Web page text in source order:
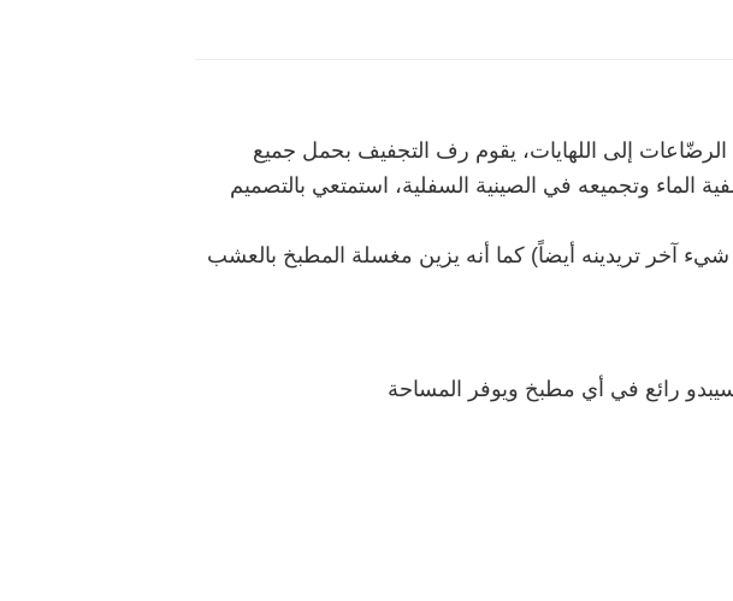
إلى اللهايات، يقوم رف التجفيف بحمل جميع
وتجميعه في الصينية السفلية، استمتعي بالتصميم
آخر تريدينه أيضاً) كما أنه يزين مغسلة المطبخ بالعشب
رائع في أي مطبخ ويوفر المساحة